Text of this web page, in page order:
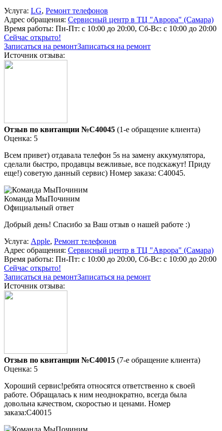
Услуга: LG, Ремонт телефонов
Адрес обращения: Сервисный центр в ТЦ "Аврора" (Самара)
Время работы: Пн-Пт: с 10:00 до 20:00, Сб-Вс: с 10:00 до 20:00
Сейчас открыто!
Записаться на ремонтЗаписаться на ремонт
Источник отзыва:
Отзыв по квитанции №C40045 (1-е обращение клиента)
Оценка: 5
Всем привет) отдавала телефон 5s на замену аккумулятора,
сделали быстро, продавцы вежливые, все подскажут! Приду
еще!) советую данный сервис) Номер заказа: C40045.
Команда МыПочиним
Официальный ответ
Добрый день! Спасибо за Ваш отзыв о нашей работе :)
Услуга: Apple, Ремонт телефонов
Адрес обращения: Сервисный центр в ТЦ "Аврора" (Самара)
Время работы: Пн-Пт: с 10:00 до 20:00, Сб-Вс: с 10:00 до 20:00
Сейчас открыто!
Записаться на ремонтЗаписаться на ремонт
Источник отзыва:
Отзыв по квитанции №C40015 (7-е обращение клиента)
Оценка: 5
Хороший сервис!ребята относятся ответственно к своей
работе. Обращалась к ним неоднократно, всегда была
довольна качеством, скоростью и ценами. Номер
заказа:C40015